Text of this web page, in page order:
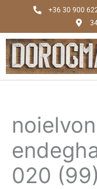
content
+36 30 900
020 (99)